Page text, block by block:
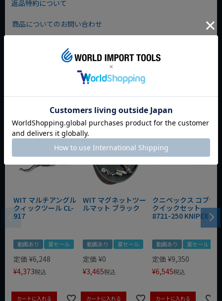
返品特約について
商品についてのお問い合わせ
おすすめ商品
WIT マルチアングル
クィックツール CL-
917
動画あり 夏セール
定価 ¥6,248
¥4,373税込
カートに入れる
WIT マグネットツー
ルマット ブラック
動画あり 夏セール
定価 ¥0
¥3,465税込
カートに入れる
クニペックス コブラ
クイックセット
8721-250 KNIPEX
動画あり 夏セール
定価 ¥9,350
¥6,545税込
カートに入れる